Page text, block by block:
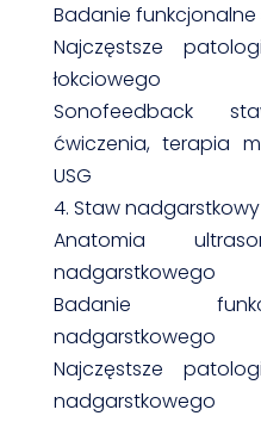
Badanie
Najczęstsze
łokciowego
Sonofeedback
ćwiczenia, terapia
USG
4. Staw nadgarstkowy
Anatomia
nadgarstkowego
Badanie
nadgarstkowego
Najczęstsze
nadgarstkowego